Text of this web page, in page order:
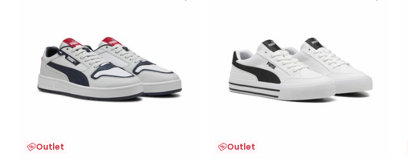
Outlet Outlet